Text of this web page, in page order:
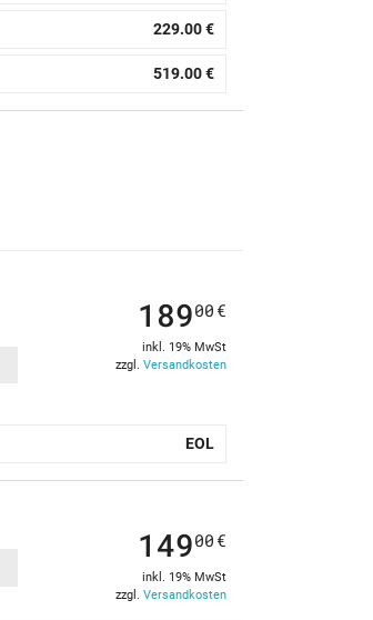
229.00 €
519.00 €
18900 €
inkl. 19% MwSt
zzgl. Versandkosten
EOL
14900 €
inkl. 19% MwSt
zzgl. Versandkosten